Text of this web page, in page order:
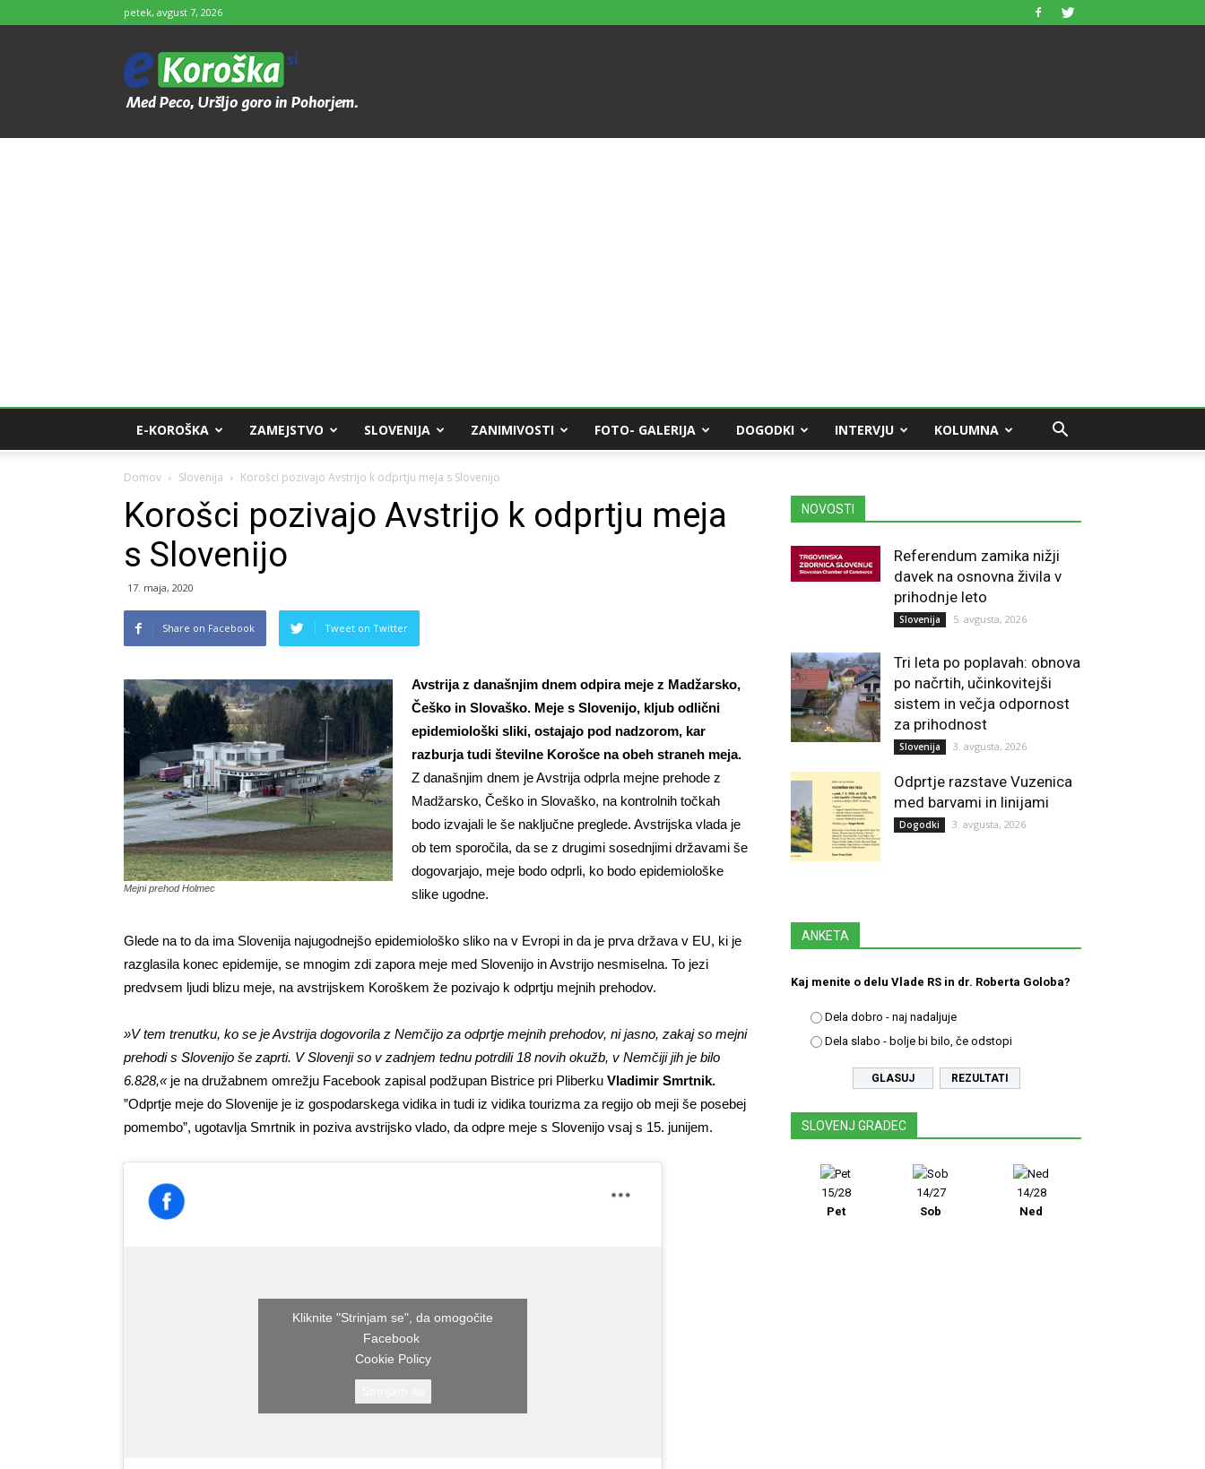
petek, avgust 7, 2026
e-
Koroška
E-KOROŠKA ZAMEJSTVO SLOVENIJA ZANIMIVOSTI FOTO- GALERIJA DOGODKI INTERVJU KOLUMNA
Domov Slovenija Korošci pozivajo Avstrijo k odprtju meja s Slovenijo
Korošci pozivajo Avstrijo k odprtju meja
s Slovenijo
17. maja, 2020
Share on Facebook Tweet on Twitter
Mejni prehod Holmec
Avstrija z današnjim dnem odpira meje z Madžarsko,
Češko in Slovaško. Meje s Slovenijo, kljub odlični
epidemiološki sliki, ostajajo pod nadzorom, kar
razburja tudi številne Korošce na obeh straneh meja.
Z današnjim dnem je Avstrija odprla mejne prehode z
Madžarsko, Češko in Slovaško, na kontrolnih točkah
bodo izvajali le še naključne preglede. Avstrijska vlada je
ob tem sporočila, da se z drugimi sosednjimi državami še
dogovarjajo, meje bodo odprli, ko bodo epidemiološke
slike ugodne.
Glede na to da ima Slovenija najugodnejšo epidemiološko sliko na v Evropi in da je prva država v EU, ki je
razglasila konec epidemije, se mnogim zdi zapora meje med Slovenijo in Avstrijo nesmiselna. To jezi
predvsem ljudi blizu meje, na avstrijskem Koroškem že pozivajo k odprtju mejnih prehodov.
»V tem trenutku, ko se je Avstrija dogovorila z Nemčijo za odprtje mejnih prehodov, ni jasno, zakaj so mejni
prehodi s Slovenijo še zaprti. V Slovenji so v zadnjem tednu potrdili 18 novih okužb, v Nemčiji jih je bilo
6.828,« je na družabnem omrežju Facebook zapisal podžupan Bistrice pri Pliberku Vladimir Smrtnik.
”Odprtje meje do Slovenije je iz gospodarskega vidika in tudi iz vidika tourizma za regijo ob meji še posebej
pomembo”, ugotavlja Smrtnik in poziva avstrijsko vlado, da odpre meje s Slovenijo vsaj s 15. junijem.
Kliknite "Strinjam se", da omogočite
Facebook
Cookie Policy
NOVOSTI
Referendum zamika nižji
davek na osnovna živila v
prihodnje leto
Slovenija 5. avgusta, 2026
Tri leta po poplavah: obnova
po načrtih, učinkovitejši
sistem in večja odpornost
za prihodnost
Slovenija 3. avgusta, 2026
Odprtje razstave Vuzenica
med barvami in linijami
Dogodki 3. avgusta, 2026
ANKETA
Kaj menite o delu Vlade RS in dr. Roberta Goloba?
Dela dobro - naj nadaljuje
Dela slabo - bolje bi bilo, če odstopi
REZULTATI
SLOVENJ GRADEC
15/28
Pet
14/27
Sob
14/28
Ned